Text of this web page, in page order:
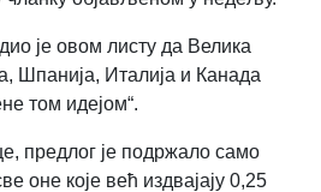
је овом листу да Велика
Шпанија, Италија и Канада
том идејом“.
предлог је подржало само
оне које већ издвајају 0,25